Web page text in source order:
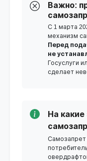
Важно:
С 1 марта
механизм
Перед
не
Госуслуги
сделает
На